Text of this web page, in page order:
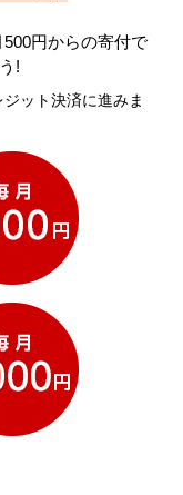
円からの寄付で
!
ット決済に進みま